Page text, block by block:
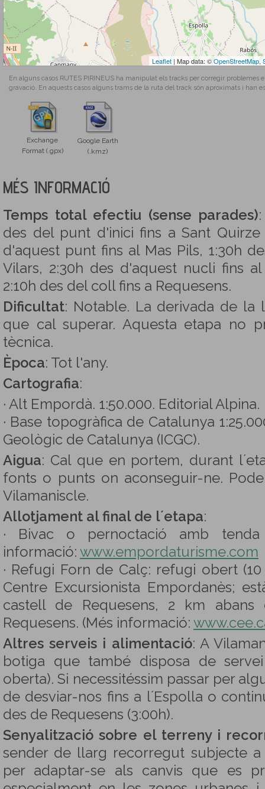
Leaflet | Map data: ©OpenStreetMap,
En alguns casos RUTES PIRINEUS ha manipulat els tracks per corregir problemes
gravació. En aquests casos alguns trams de la ruta del track són aproximats i han
Exchange
Format (.gpx)
Google Earth
(.kmz)
MÉS INFORMACIÓ
Temps total efectiu (sense parades)
des del punt d'inici fins a Sant
d'aquest punt fins al Mas Pils, 1:30h
Vilars, 2:30h des d'aquest nucli fins
2:10h des del coll fins a Requesens.
Dificultat: Notable. La derivada de la
que cal superar. Aquesta etapa no
tècnica.
Època: Tot l'any.
Cartografia:
· Alt Empordà. 1:50.000. Editorial Alpina.
· Base topogràfica de Catalunya
Geològic de Catalunya (ICGC).
Aigua: Cal que en portem, durant
fonts o punts on aconseguir-ne.
Vilamaniscle.
Allotjament al final de l´etapa:
· Bivac o pernoctació amb tenda
informació: www.empordaturisme.com
· Refugi Forn de Calç: refugi obert
Centre Excursionista Empordanès;
castell de Requesens, 2 km abans
Requesens. (Més informació:
Altres serveis i alimentació: A
botiga que també disposa de
oberta). Si necessitéssim passar per
de desviar-nos fins a l´Espolla o
des de Requesens (3:00h).
Senyalització sobre el terreny i
sender de llarg recorregut subjecte a
per adaptar-se als canvis que es